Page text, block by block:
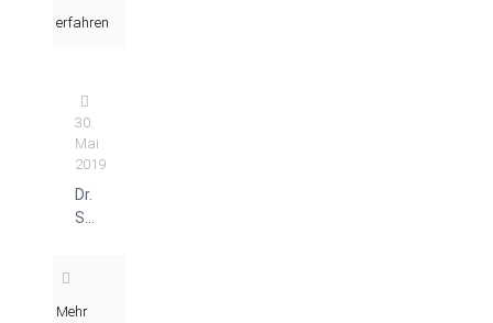
erfahren
30.
Mai
2019
Dr.
Schnell
Mehr